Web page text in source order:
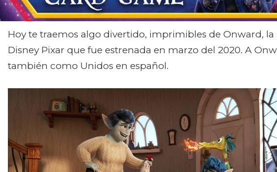
Hoy te traemos algo divertido, imprimibles de Onward, la
Disney Pixar que fue estrenada en marzo del 2020. A
también como Unidos en español.